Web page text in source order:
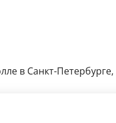
в Санкт-Петербурге,